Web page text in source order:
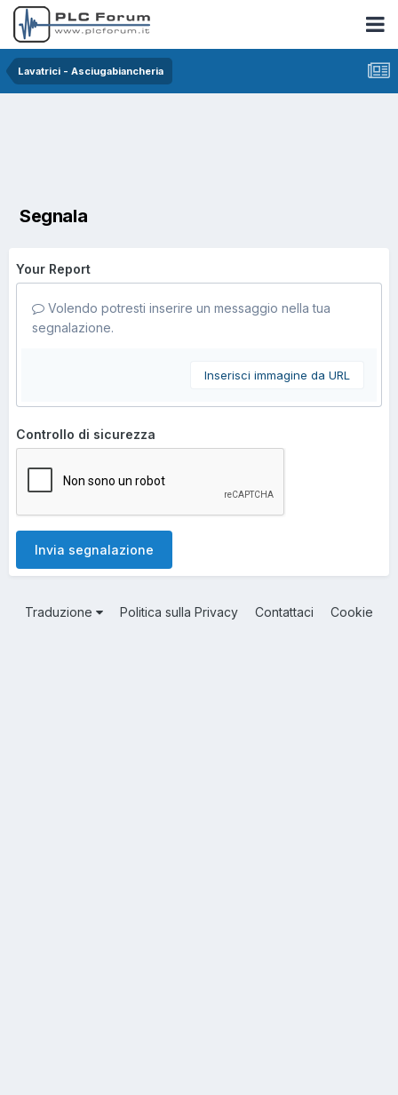
Lavatrici - Asciugabiancheria
Segnala
Your Report
Volendo potresti inserire un messaggio nella tua
segnalazione.
Inserisci immagine da URL
Controllo di sicurezza
Invia segnalazione
Traduzione Politica sulla Privacy Contattaci Cookie